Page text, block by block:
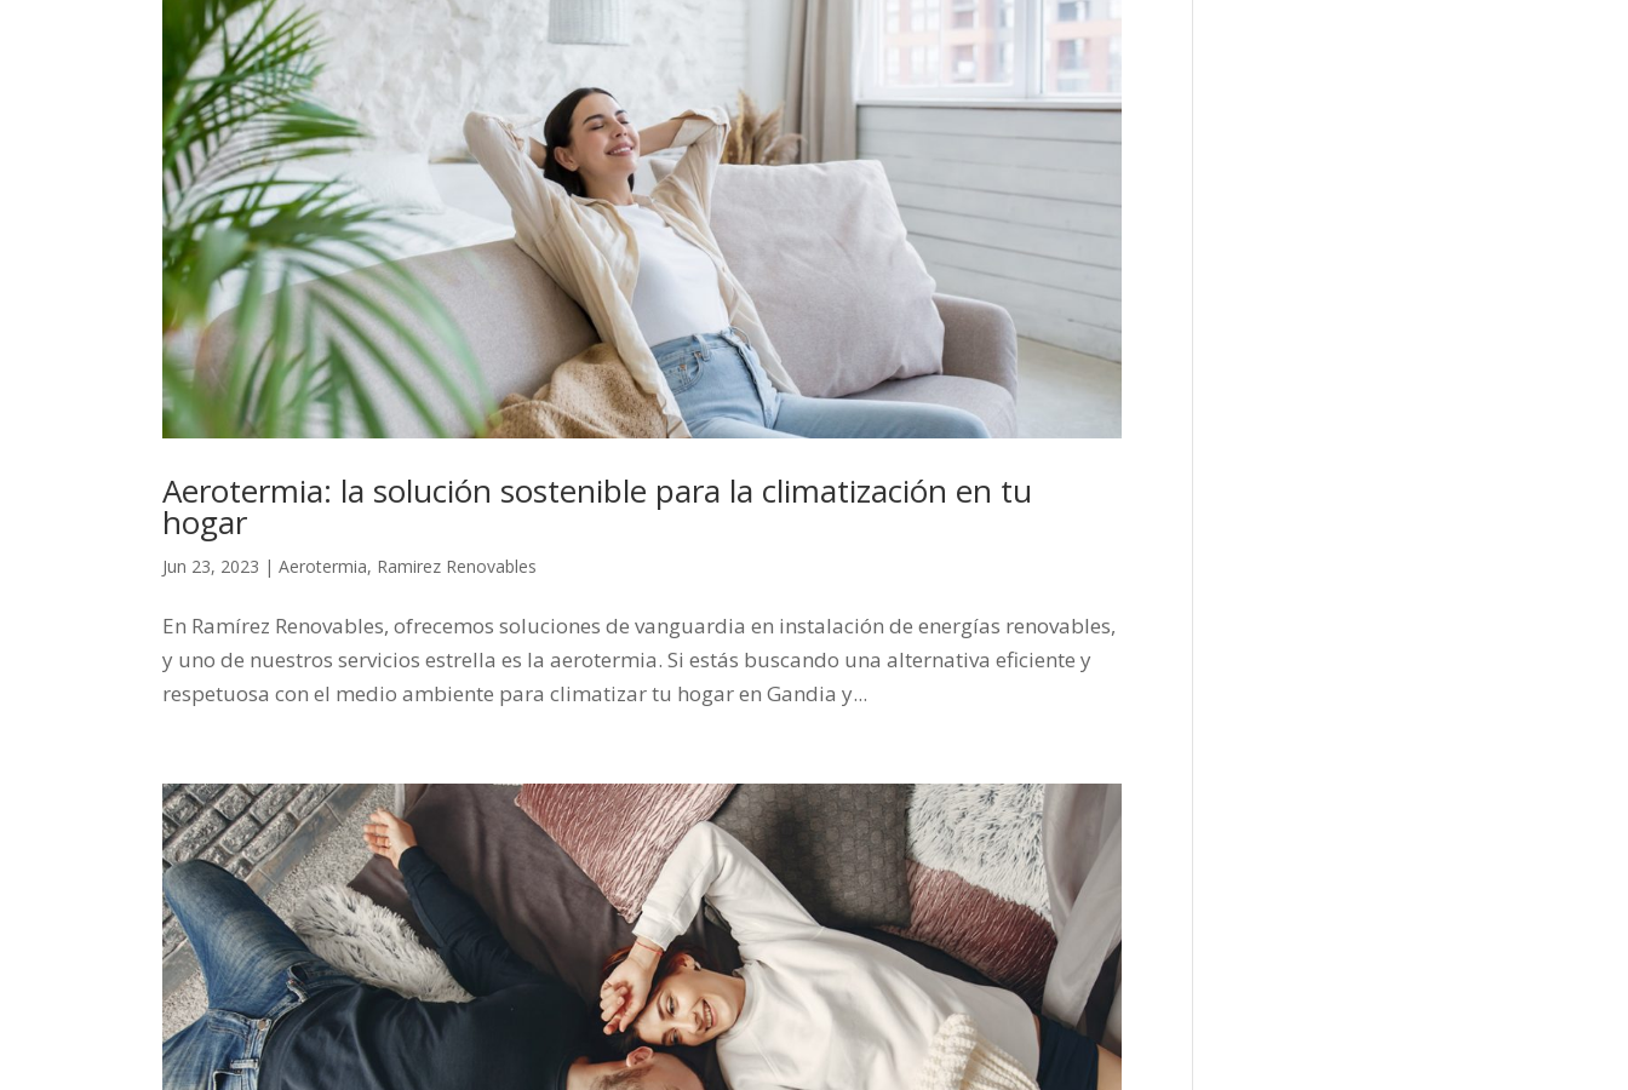
Aerotermia: la solución sostenible para la climatización en tu
hogar
Jun 23, 2023 |Aerotermia, Ramirez Renovables
En Ramírez Renovables, ofrecemos soluciones de vanguardia en instalación de energías renovables,
y uno de nuestros servicios estrella es la aerotermia. Si estás buscando una alternativa eficiente y
respetuosa con el medio ambiente para climatizar tu hogar en Gandia y...